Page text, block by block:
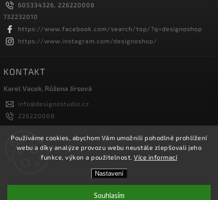
Používáme cookies, abychom Vám umožnili pohodlné prohlížení
webu a díky analýze provozu webu neustále zlepšovali jeho
funkce, výkon a použitelnost. Více informací
Nastavení
Souhlasím
605334326, 226220008
732232010
https://www.facebook.com/search/top/?q=designoshop
https://www.instagram.com/designoshop/
KONTAKT
Karel Vacek, Růžena Jirsová
info@designostudio.cz
226220008
605334326, 732232010
Designoshop
designoshop
Designoshop. Všechna práva vyhrazena.